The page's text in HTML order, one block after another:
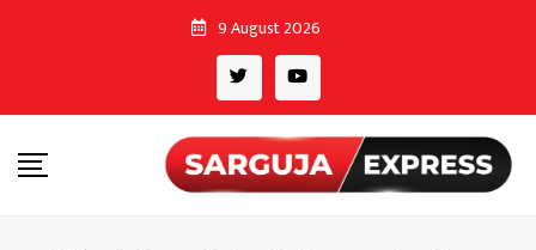
9 August 2026